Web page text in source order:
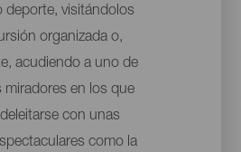
deporte, visitándolos
organizada o,
acudiendo a uno de
miradores en los que
con unas
como la